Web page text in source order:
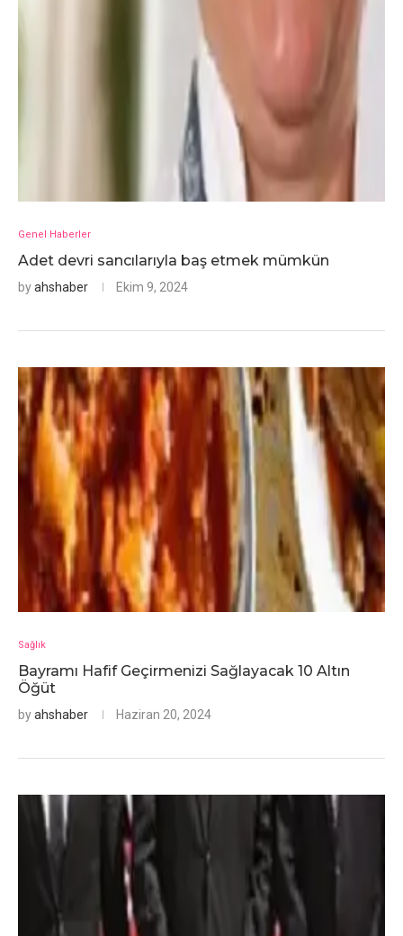
Genel Haberler
Adet devri sancılarıyla baş etmek mümkün
byahshaber Ekim 9, 2024
Sağlık
Bayramı Hafif Geçirmenizi Sağlayacak 10 Altın
Öğüt
byahshaber Haziran 20, 2024